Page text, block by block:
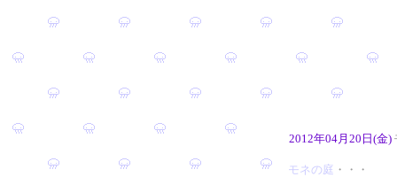
2012年04月20日(金)
モネの庭 ・・・